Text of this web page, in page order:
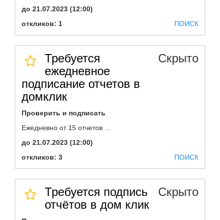
до 21.07.2023 (12:00)
откликов: 1
ПОИСК
Требуется
ежедневное
подписание отчетов в
домклик
Скрыто
Проверить и подписать
Ежедневно от 15 отчетов ...
до 21.07.2023 (12:00)
откликов: 3
ПОИСК
Требуется подпись
отчётов в дом клик
Скрыто